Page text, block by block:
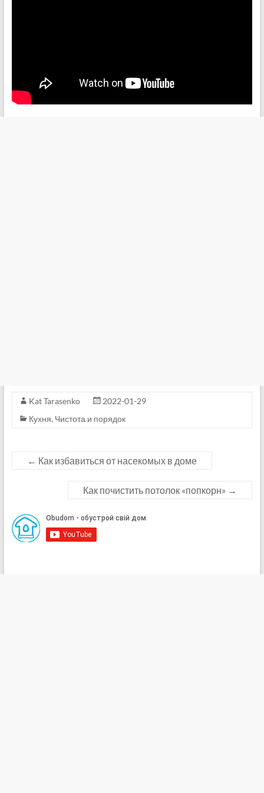
Kat Tarasenko
2022-01-29
Кухня, Чистота и порядок
← Как избавиться от насекомых в доме
Как почистить потолок «попкорн» →